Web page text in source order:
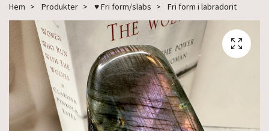
Hem Produkter ♥ Fri form/slabs Fri form i labradorit